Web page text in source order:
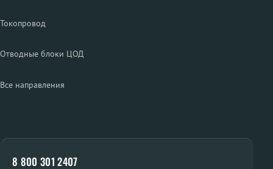
Токопровод
Отводные блоки ЦОД
Все направления
8 800 301 2407